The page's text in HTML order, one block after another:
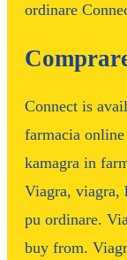
ordinare
Connect is
farmacia
kamagra in
Viagra, viagra,
pu ordinare.
buy from.